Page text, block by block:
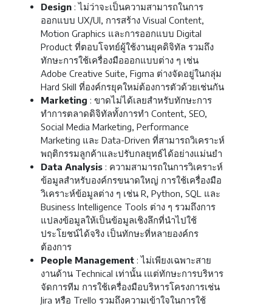
Design : ไม่ว่าจะเป็นความสามารถในการ
ออกแบบ UX/UI, การสร้าง Visual Content,
Motion Graphics และการออกแบบ Digital
Product ที่ตอบโจทย์ผู้ใช้งานยุคดิจิทัล รวมถึง
ทักษะการใช้เครื่องมือออกแบบต่าง ๆ เช่น
Adobe Creative Suite, Figma ต่างจัดอยู่ในกลุ่ม
Hard Skill ที่องค์กรยุคใหม่ต้องการตัวด้วยเช่นกัน
Marketing : ขาดไม่ได้เลยสำหรับทักษะการ
ทำการตลาดดิจิทัลทั้งการทำ Content, SEO,
Social Media Marketing, Performance
Marketing และ Data-Driven ที่สามารถวิเคราะห์
พฤติกรรมลูกค้าและปรับกลยุทธ์ได้อย่างแม่นยำ
Data Analysis : ความสามารถในการวิเคราะห์
ข้อมูลสำหรับองค์กรขนาดใหญ่ การใช้เครื่องมือ
วิเคราะห์ข้อมูลต่าง ๆ เช่น R, Python, SQL และ
Business Intelligence Tools ต่าง ๆ รวมถึงการ
แปลงข้อมูลให้เป็นข้อมูลเชิงลึกที่นำไปใช้
ประโยชน์ได้จริง เป็นทักษะที่หลายองค์กร
ต้องการ
People Management : ไม่เพียงเฉพาะสาย
งานด้าน Technical เท่านั้น เแต่ทักษะการบริหาร
จัดการทีม การใช้เครื่องมือบริหารโครงการเช่น
Jira หรือ Trello รวมถึงความเข้าใจในการใช้